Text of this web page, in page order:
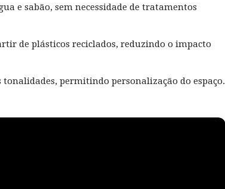
e sabão, sem necessidade de tratamentos
de plásticos reciclados, reduzindo o impacto
permitindo personalização do espaço.